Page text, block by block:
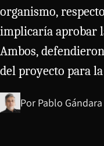
organismo,
implicaría aprobar
Ambos,
del proyecto para
Por Pablo Gándara